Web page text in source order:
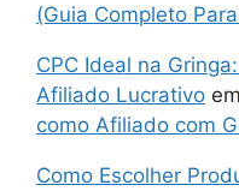
(Guia Completo
CPC Ideal na
Afiliado Lucrativo em
como Afiliado com
Como Escolher